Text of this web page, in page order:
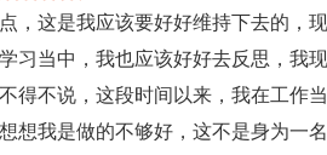
，这是我应该要好好维持下去的，
习当中，我也应该好好去反思，我
得不说，这段时间以来，我在工作
想我是做的不够好，这不是身为一